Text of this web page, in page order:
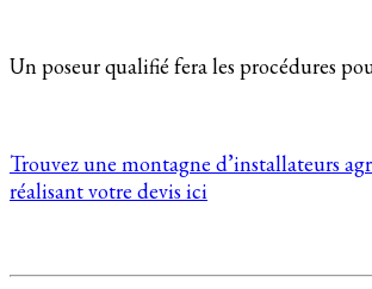
Un poseur qualifié fera les procédures
Trouvez une montagne d’installateurs
réalisant votre devis ici